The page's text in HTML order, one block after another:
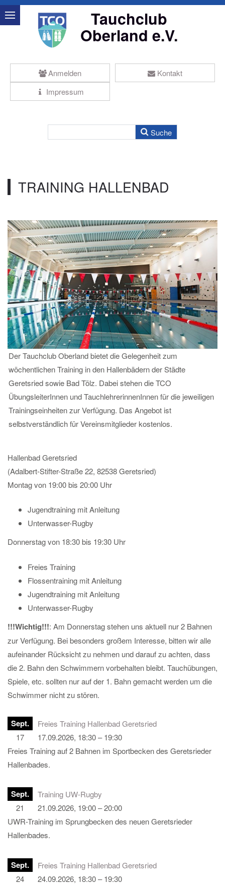
Tauchclub
Oberland e.V.
Anmelden
Kontakt
Impressum
TRAINING HALLENBAD
Der Tauchclub Oberland bietet die Gelegenheit zum
wöchentlichen Training in den Hallenbädern der Städte
Geretsried sowie Bad Tölz. Dabei stehen die TCO
ÜbungsleiterInnen und TauchlehrerinnenInnen für die jeweiligen
Trainingseinheiten zur Verfügung. Das Angebot ist
selbstverständlich für Vereinsmitglieder kostenlos.
Hallenbad Geretsried
(Adalbert-Stifter-Straße 22, 82538 Geretsried)
Montag von 19:00 bis 20:00 Uhr
Jugendtraining mit Anleitung
Unterwasser-Rugby
Donnerstag von 18:30 bis 19:30 Uhr
Freies Training
Flossentraining mit Anleitung
Jugendtraining mit Anleitung
Unterwasser-Rugby
!!!Wichtig!!!: Am Donnerstag stehen uns aktuell nur 2 Bahnen
zur Verfügung. Bei besonders großem Interesse, bitten wir alle
aufeinander Rücksicht zu nehmen und darauf zu achten, dass
die 2. Bahn den Schwimmern vorbehalten bleibt. Tauchübungen,
Spiele, etc. sollten nur auf der 1. Bahn gemacht werden um die
Schwimmer nicht zu stören.
Sept.
17
Freies Training Hallenbad Geretsried
17.09.2026, 18:30 – 19:30
Freies Training auf 2 Bahnen im Sportbecken des Geretsrieder
Hallenbades.
Sept.
21
Training UW-Rugby
21.09.2026, 19:00 – 20:00
UWR-Training im Sprungbecken des neuen Geretsrieder
Hallenbades.
Sept.
24
Freies Training Hallenbad Geretsried
24.09.2026, 18:30 – 19:30